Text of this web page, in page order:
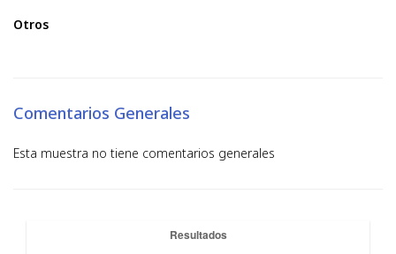
Otros
Comentarios Generales
Esta muestra no tiene comentarios generales